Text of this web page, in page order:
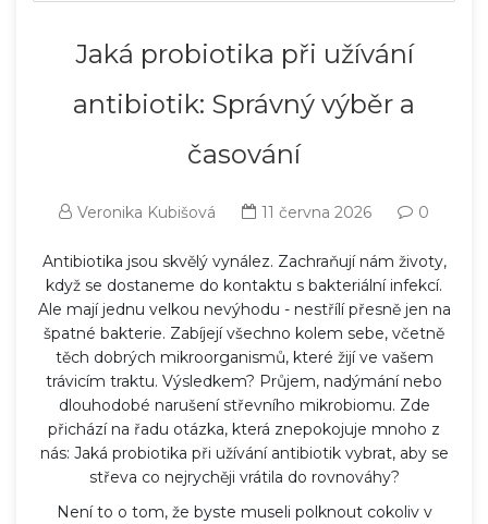
Jaká probiotika při užívání
antibiotik: Správný výběr a
časování
Veronika Kubišová 11 června 2026 0
Antibiotika jsou skvělý vynález. Zachraňují nám životy,
když se dostaneme do kontaktu s bakteriální infekcí.
Ale mají jednu velkou nevýhodu - nestřílí přesně jen na
špatné bakterie. Zabíjejí všechno kolem sebe, včetně
těch dobrých mikroorganismů, které žijí ve vašem
trávicím traktu. Výsledkem? Průjem, nadýmání nebo
dlouhodobé narušení střevního mikrobiomu. Zde
přichází na řadu otázka, která znepokojuje mnoho z
nás: Jaká probiotika při užívání antibiotik vybrat, aby se
střeva co nejrychěji vrátila do rovnováhy?
Není to o tom, že byste museli polknout cokoliv v